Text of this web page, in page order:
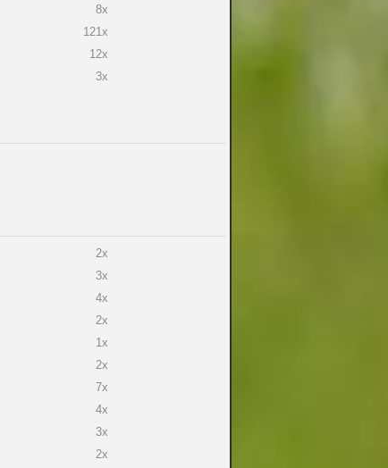
8x
121x
12x
3x
2x
3x
4x
2x
1x
2x
7x
4x
3x
2x